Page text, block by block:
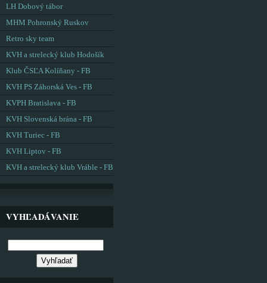
LH Dobový tábor
MHM Pohronský Ruskov
Retro sky team
KVH a strelecký klub Hodošík
Klub ČSĽA Kolíňany - FB
KVH PS Záhorská Ves - FB
KVPH Bratislava - FB
KVH Slovenská brána - FB
KVH Turiec - FB
KVH Liptov - FB
KVH a strelecký klub Vráble - FB
VYHĽADÁVANIE